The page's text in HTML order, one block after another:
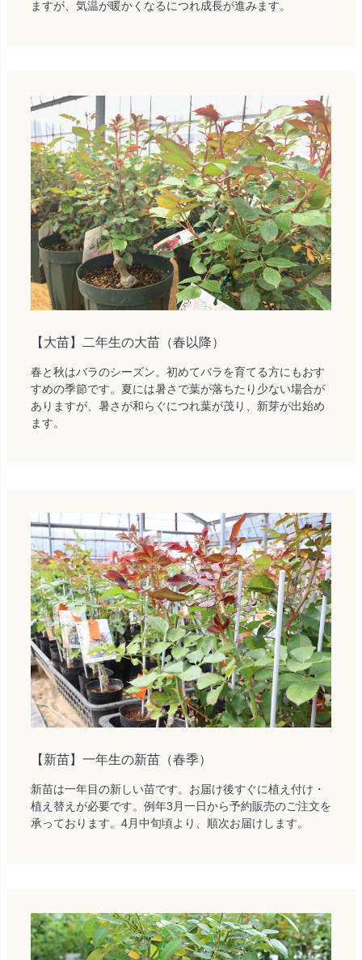
ますが、気温が暖かくなるにつれ成長が進みます。
【大苗】二年生の大苗（春以降）
春と秋はバラのシーズン。初めてバラを育てる方にもおす
すめの季節です。夏には暑さで葉が落ちたり少ない場合が
ありますが、暑さが和らぐにつれ葉が茂り、新芽が出始め
ます。
【新苗】一年生の新苗（春季）
新苗は一年目の新しい苗です。お届け後すぐに植え付け・
植え替えが必要です。例年3月一日から予約販売のご注文を
承っております。4月中旬頃より、順次お届けします。